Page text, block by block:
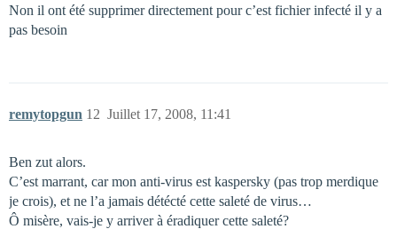
Non il ont été supprimer directement pour c’est fichier infecté il y a
pas besoin
remytopgun Juillet 17, 2008, 11:41
12
Ben zut alors.
C’est marrant, car mon anti-virus est kaspersky (pas trop merdique
je crois), et ne l’a jamais détécté cette saleté de virus…
Ô misère, vais-je y arriver à éradiquer cette saleté?